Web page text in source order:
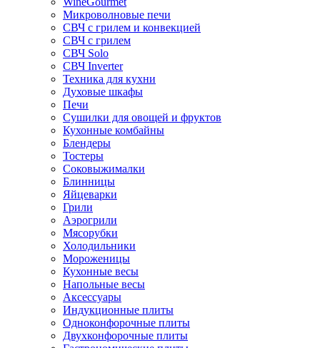
Микроволновые печи
СВЧ с грилем и конвекцией
СВЧ с грилем
СВЧ Solo
СВЧ Inverter
Техника для кухни
Духовые шкафы
Печи
Сушилки для овощей и фруктов
Кухонные комбайны
Блендеры
Тостеры
Соковыжималки
Блинницы
Яйцеварки
Грили
Аэрогрили
Мясорубки
Холодильники
Мороженицы
Кухонные весы
Напольные весы
Аксессуары
Индукционные плиты
Одноконфорочные плиты
Двухконфорочные плиты